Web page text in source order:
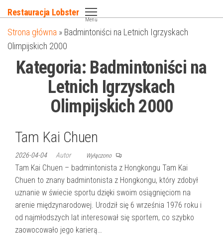
do
treści
Restauracja Lobster
Menu
Strona główna » Badmintoniści na Letnich Igrzyskach
Olimpijskich 2000
Kategoria: Badmintoniści na
Letnich Igrzyskach
Olimpijskich 2000
Tam Kai Chuen
2026-04-04 Autor Wyłączono
Tam Kai Chuen – badmintonista z Hongkongu Tam Kai
Chuen to znany badmintonista z Hongkongu, który zdobył
uznanie w świecie sportu dzięki swoim osiągnięciom na
arenie międzynarodowej. Urodził się 6 września 1976 roku i
od najmłodszych lat interesował się sportem, co szybko
zaowocowało jego karierą…